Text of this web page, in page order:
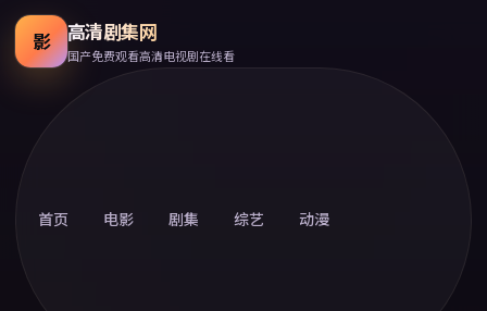
影 高清剧集网
国产免费观看高清电视剧在线看
首页 电影 剧集 综艺 动漫